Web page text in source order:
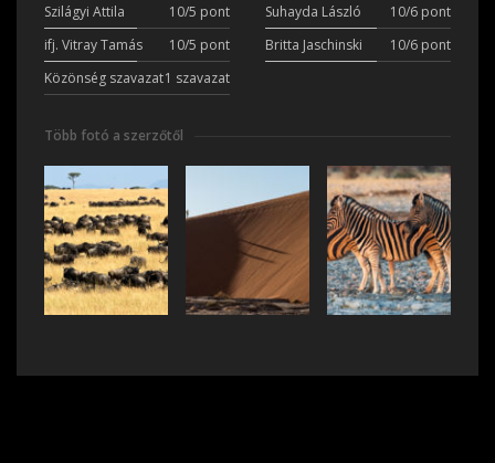
Szilágyi Attila
10/5 pont Suhayda László
10/6 pont
ifj. Vitray Tamás
10/5 pont Britta Jaschinski
10/6 pont
Közönség szavazat1 szavazat
Több fotó a szerzőtől